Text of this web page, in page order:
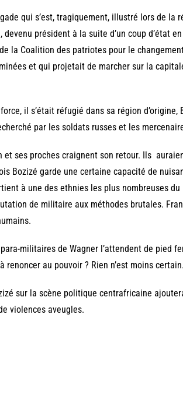
qui s’est, tragiquement, illustré lors de la
devenu président à la suite d’un coup d’état
la Coalition des patriotes pour le
et qui projetait de marcher sur la
il s’était réfugié dans sa région
par les soldats russes et les
et ses proches craignent son retour. Ils
Bozizé garde une certaine capacité de
à une des ethnies les plus nombreuses
de militaire aux méthodes brutales.
militaires de Wagner l’attendent de pied
renoncer au pouvoir ? Rien n’est moins
sur la scène politique centrafricaine
violences aveugles.